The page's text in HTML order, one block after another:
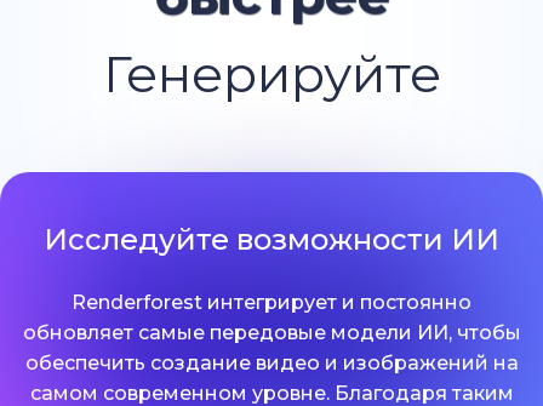
Генерируйте
Исследуйте возможности ИИ
Renderforest интегрирует и постоянно
обновляет самые передовые модели ИИ, чтобы
обеспечить создание видео и изображений на
самом современном уровне. Благодаря таким